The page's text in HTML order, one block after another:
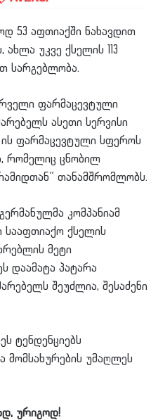
53 აფთიაქში ნახავდით
უკვე ქსელის 113
სარგებლობა.
ფარმაცევტული
ასეთი სერვისი
ის ფარმაცევტული სფეროს
რომელიც ცნობილ
თანამშრომლობს.
კომპანიამ
სააფთიაქო ქსელის
მეტი
დაამატა პატარა
შეუძლია, შესაძენი
ტენდენციებს
მომსახურების უმაღლეს
ურიგოდ!